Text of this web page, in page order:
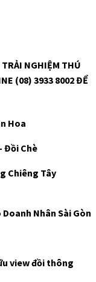
NGHIỆM THÚ
(08) 3933 8002 ĐỂ
Hoa
Đồi Chè
Chiêng Tây
Doanh Nhân Sài Gòn
view đồi thông